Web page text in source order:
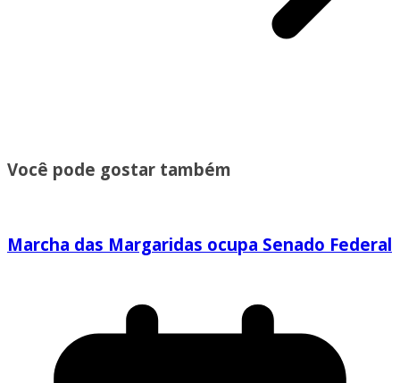
Você pode gostar também
Marcha das Margaridas ocupa Senado Federal